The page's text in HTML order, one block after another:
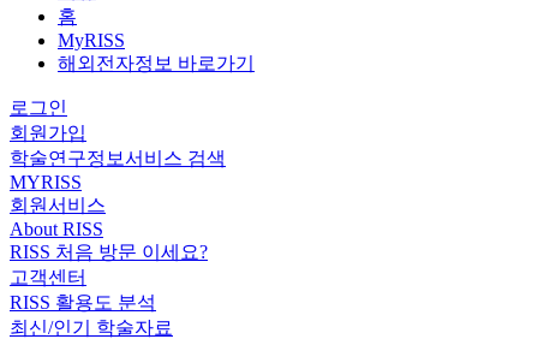
홈
MyRISS
해외전자정보 바로가기
로그인
회원가입
학술연구정보서비스 검색
MYRISS
회원서비스
About RISS
RISS 처음 방문 이세요?
고객센터
RISS 활용도 분석
최신/인기 학술자료